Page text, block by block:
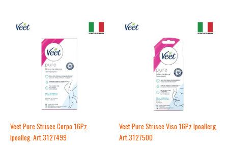
Veet Pure Strisce Corpo 16Pz
Ipoalleg. Art.3127499
Veet Pure Strisce Viso 16Pz Ipoallerg.
Art.3127500